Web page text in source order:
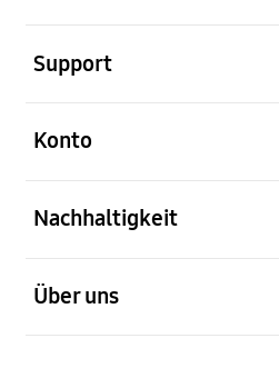
Support
Konto
Nachhaltigkeit
Über uns